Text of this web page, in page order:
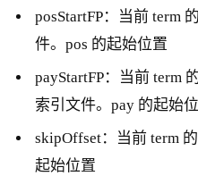
posStartFP：当前 term
件。pos 的起始位置
payStartFP：当前 term
索引文件。pay 的起始
skipOffset：当前 term
起始位置